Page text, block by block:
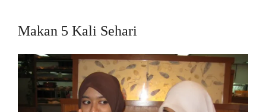
Makan 5 Kali Sehari